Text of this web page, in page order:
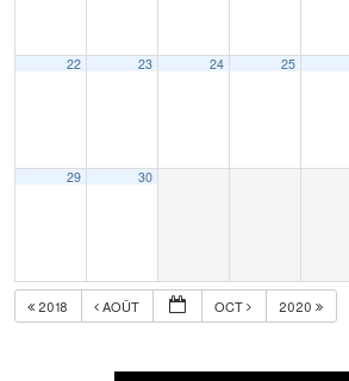
22 23 24 25
29 30
2018 AOÛT OCT 2020